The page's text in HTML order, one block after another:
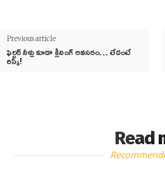
Previous article
ఫిల్టర్ నీళ్లు కూడా క్లీనింగ్ అవసరం… లేదంటే
రిస్క్!
Read